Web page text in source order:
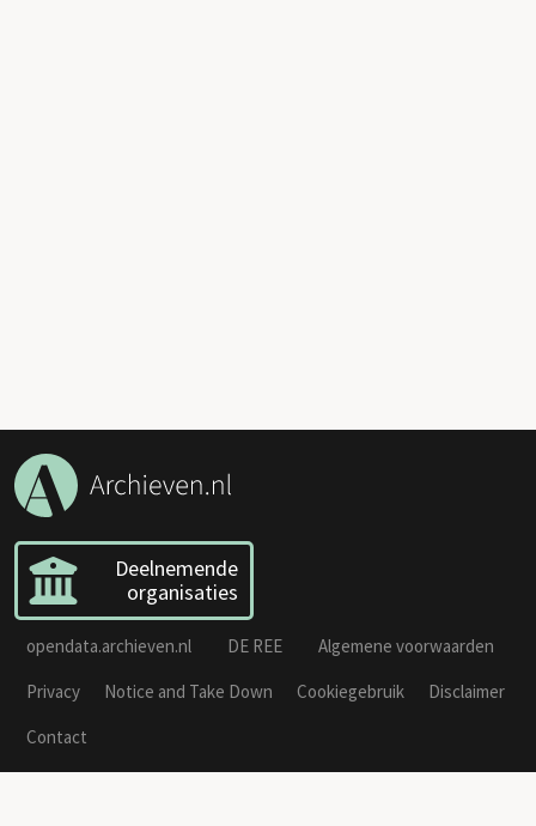
Deelnemende
organisaties
opendata.archieven.nl DE REE
Algemene voorwaarden
Privacy
Notice and Take Down Cookiegebruik
Disclaimer
Contact